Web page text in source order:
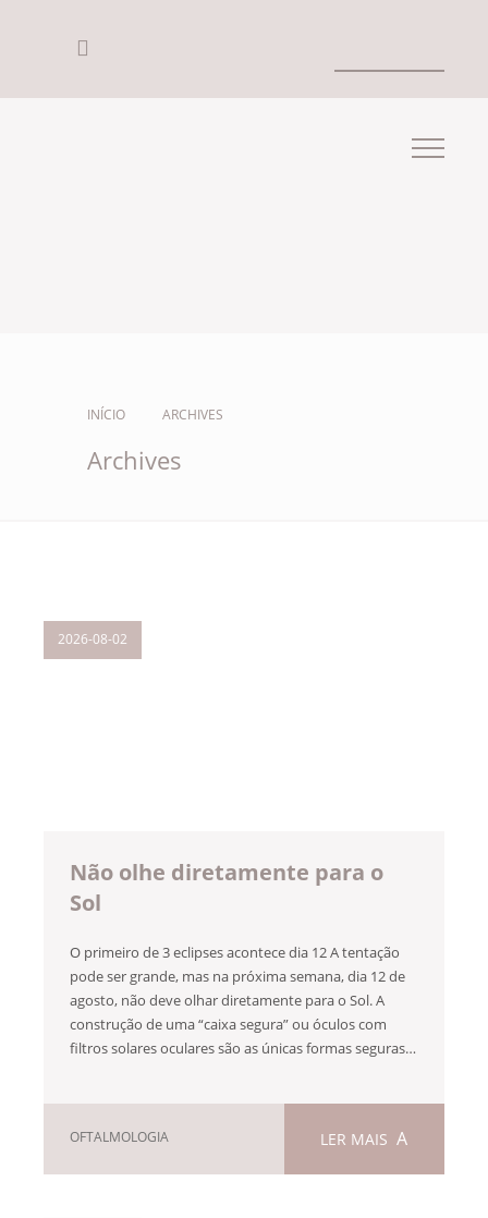
INÍCIO ARCHIVES
Archives
2026-08-02
Não olhe diretamente para o
Sol
O primeiro de 3 eclipses acontece dia 12 A tentação
pode ser grande, mas na próxima semana, dia 12 de
agosto, não deve olhar diretamente para o Sol. A
construção de uma “caixa segura” ou óculos com
filtros solares oculares são as únicas formas seguras…
OFTALMOLOGIA LER MAIS